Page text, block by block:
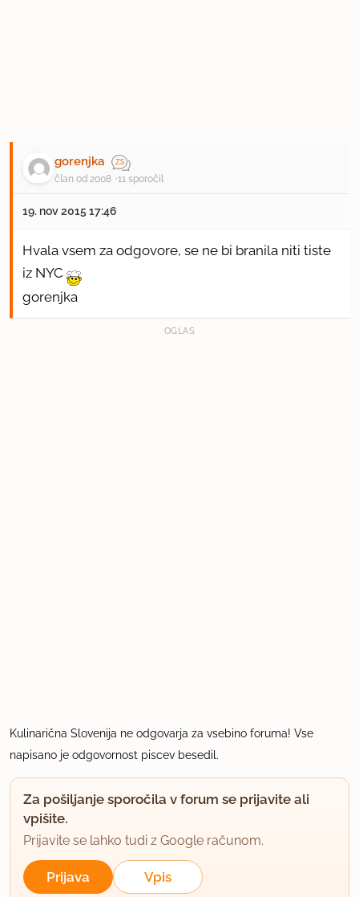
gorenjka
član od 2008 11 sporočil
19. nov 2015 17:46
Hvala vsem za odgovore, se ne bi branila niti tiste
iz NYC
gorenjka
OGLAS
Kulinarična Slovenija ne odgovarja za vsebino foruma! Vse
napisano je odgovornost piscev besedil.
Za pošiljanje sporočila v forum se prijavite ali
vpišite.
Prijavite se lahko tudi z Google računom.
Prijava Vpis